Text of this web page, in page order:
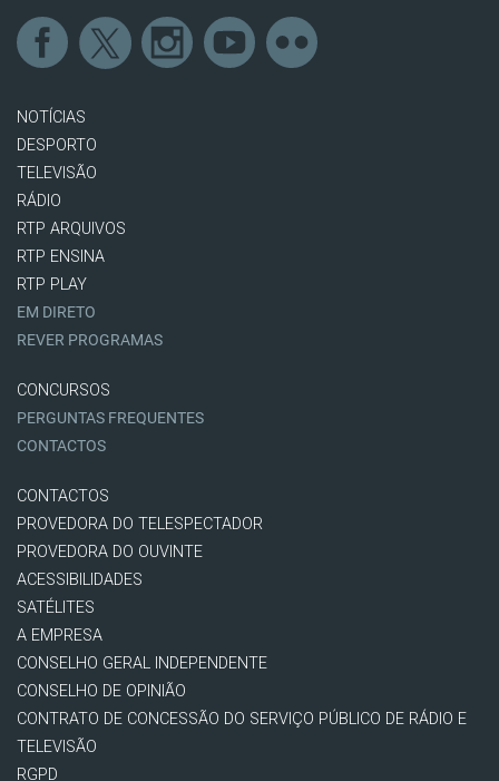
NOTÍCIAS
DESPORTO
TELEVISÃO
RÁDIO
RTP ARQUIVOS
RTP ENSINA
RTP PLAY
EM DIRETO
REVER PROGRAMAS
CONCURSOS
PERGUNTAS FREQUENTES
CONTACTOS
CONTACTOS
PROVEDORA DO TELESPECTADOR
PROVEDORA DO OUVINTE
ACESSIBILIDADES
SATÉLITES
A EMPRESA
CONSELHO GERAL INDEPENDENTE
CONSELHO DE OPINIÃO
CONTRATO DE CONCESSÃO DO SERVIÇO PÚBLICO DE RÁDIO E
TELEVISÃO
RGPD